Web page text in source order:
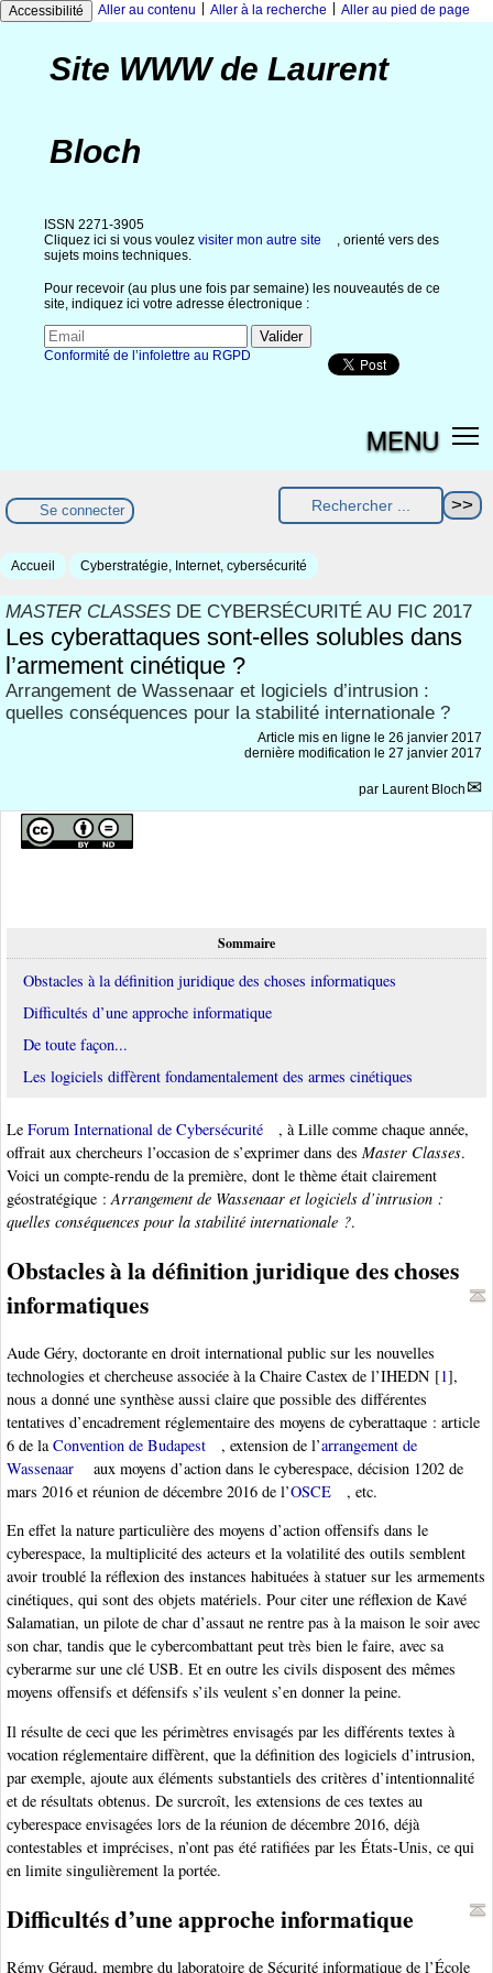
Accessibilité Aller au contenu Aller à la recherche Aller au pied de page
Site WWW de Laurent
Bloch
ISSN 2271-3905
Cliquez ici si vous voulez visiter mon autre site
, orienté vers des
sujets moins techniques.
Pour recevoir (au plus une fois par semaine) les nouveautés de ce
site, indiquez ici votre adresse électronique :
Conformité de l’infolettre au RGPD
MENU
Se connecter
Accueil Cyberstratégie, Internet, cybersécurité
MASTER CLASSES DE CYBERSÉCURITÉ AU FIC 2017
Les cyberattaques sont-elles solubles dans
l’armement cinétique ?
Arrangement de Wassenaar et logiciels d’intrusion :
quelles conséquences pour la stabilité internationale ?
Article mis en ligne le 26 janvier 2017
dernière modification le 27 janvier 2017
par Laurent Bloch
Sommaire
Obstacles à la définition juridique des choses informatiques
Difficultés d’une approche informatique
De toute façon...
Les logiciels diffèrent fondamentalement des armes cinétiques
Le Forum International de Cybersécurité
, à Lille comme chaque année,
offrait aux chercheurs l’occasion de s’exprimer dans des Master Classes.
Voici un compte-rendu de la première, dont le thème était clairement
géostratégique :Arrangement de Wassenaar et logiciels d’intrusion :
quelles conséquences pour la stabilité internationale ?.
Obstacles à la définition juridique des choses
informatiques
Aude Géry, doctorante en droit international public sur les nouvelles
technologies et chercheuse associée à la Chaire Castex de l’IHEDN [1],
nous a donné une synthèse aussi claire que possible des différentes
tentatives d’encadrement réglementaire des moyens de cyberattaque : article
6 de laConvention de Budapest , extension de l’arrangement de
Wassenaar
aux moyens d’action dans le cyberespace, décision 1202 de
mars 2016 et réunion de décembre 2016 de l’OSCE
, etc.
En effet la nature particulière des moyens d’action offensifs dans le
cyberespace, la multiplicité des acteurs et la volatilité des outils semblent
avoir troublé la réflexion des instances habituées à statuer sur les armements
cinétiques, qui sont des objets matériels. Pour citer une réflexion de Kavé
Salamatian, un pilote de char d’assaut ne rentre pas à la maison le soir avec
son char, tandis que le cybercombattant peut très bien le faire, avec sa
cyberarme sur une clé USB. Et en outre les civils disposent des mêmes
moyens offensifs et défensifs s’ils veulent s’en donner la peine.
Il résulte de ceci que les périmètres envisagés par les différents textes à
vocation réglementaire diffèrent, que la définition des logiciels d’intrusion,
par exemple, ajoute aux éléments substantiels des critères d’intentionnalité
et de résultats obtenus. De surcroît, les extensions de ces textes au
cyberespace envisagées lors de la réunion de décembre 2016, déjà
contestables et imprécises, n’ont pas été ratifiées par les États-Unis, ce qui
en limite singulièrement la portée.
Difficultés d’une approche informatique
Rémy Géraud, membre du laboratoire de Sécurité informatique de l’École